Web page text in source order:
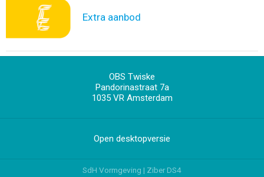
Extra aanbod
OBS Twiske
Pandorinastraat 7a
1035 VR Amsterdam
Open desktopversie
SdH Vormgeving | Ziber DS4